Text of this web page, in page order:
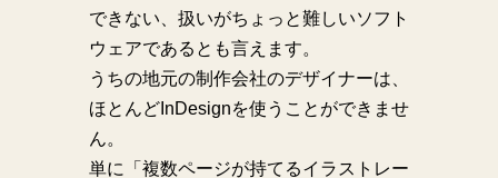
できない、扱いがちょっと難しいソフト
ウェアであるとも言えます。
うちの地元の制作会社のデザイナーは、
ほとんどInDesignを使うことができませ
ん。
単に「複数ページが持てるイラストレー